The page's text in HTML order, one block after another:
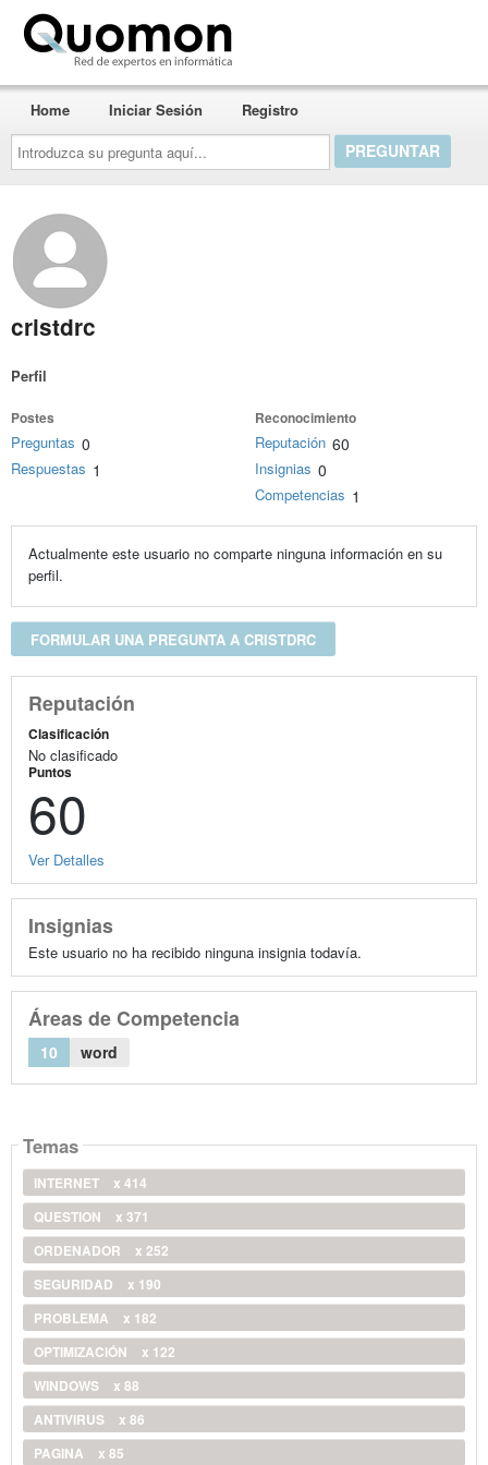
Introduzca
su
pregunta
aquí...
Home Iniciar Sesión Registro
cristdrc
Perfil
Postes
Preguntas 0
Respuestas 1
Reconocimiento
Reputación 60
Insignias 0
Competencias 1
Actualmente este usuario no comparte ninguna información en su
perfil.
FORMULAR UNA PREGUNTA A CRISTDRC
Reputación
Clasificación
No clasificado
Puntos
60
Ver Detalles
Insignias
Este usuario no ha recibido ninguna insignia todavía.
Áreas de Competencia
10 word
Temas
INTERNET
x 414
QUESTION
x 371
ORDENADOR
x 252
SEGURIDAD
x 190
PROBLEMA
x 182
OPTIMIZACIÓN
x 122
WINDOWS
x 88
ANTIVIRUS
x 86
PAGINA
x 85